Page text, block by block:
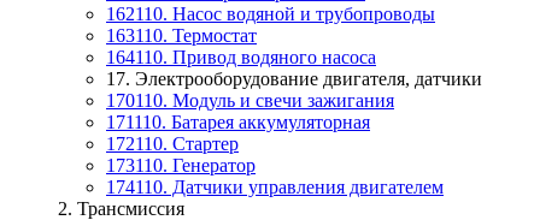
162110. Насос водяной и трубопроводы
163110. Термостат
164110. Привод водяного насоса
17. Электрооборудование двигателя, датчики
170110. Модуль и свечи зажигания
171110. Батарея аккумуляторная
172110. Стартер
173110. Генератор
174110. Датчики управления двигателем
2. Трансмиссия